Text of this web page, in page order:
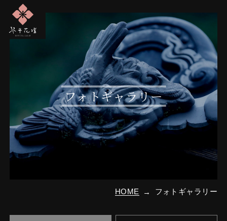
フォトギャラリー
HOME フォトギャラリー